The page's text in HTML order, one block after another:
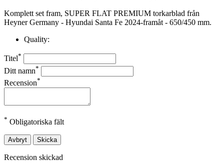
Komplett set fram, SUPER FLAT PREMIUM torkarblad från
Heyner Germany - Hyundai Santa Fe 2024-framåt - 650/450 mm.
Quality:
Titel*
Ditt namn*
Recension*
* Obligatoriska fält
Avbryt Skicka
Recension skickad